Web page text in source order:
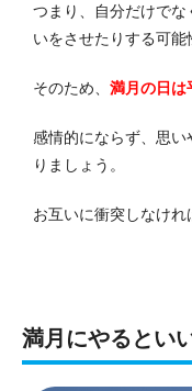
つまり、自分だけで
いをさせたりする可能
そのため、 満月の日は
感情的にならず、思い
りましょう。
お互いに衝突しなけれ
満月にやるとい